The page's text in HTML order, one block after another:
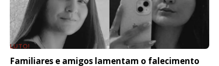
LUTO!
Familiares e amigos lamentam o falecimento